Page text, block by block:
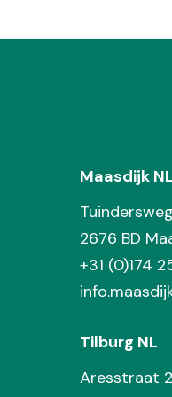
Maasdijk NL
2676 BD
+31 (0)174
Tilburg NL
Aresstraat